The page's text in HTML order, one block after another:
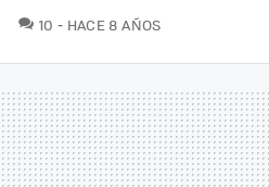
10 COMENTARIOS
HACE 8 AÑOS